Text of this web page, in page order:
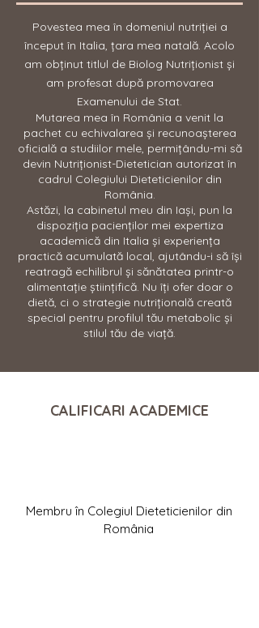
Povestea mea în domeniul nutriției a
început în Italia, țara mea natală. Acolo
am obținut titlul de Biolog Nutriționist și
am profesat după promovarea
Examenului de Stat.
Mutarea mea în România a venit la
pachet cu echivalarea și recunoașterea
oficială a studiilor mele, permițându-mi să
devin Nutriționist-Dietetician autorizat în
cadrul Colegiului Dieteticienilor din
România.
Astăzi, la cabinetul meu din Iași, pun la
dispoziția pacienților mei expertiza
academică din Italia și experiența
practică acumulată local, ajutându-i să își
reatragă echilibrul și sănătatea printr-o
alimentație științifică. Nu îți ofer doar o
dietă, ci o strategie nutrițională creată
special pentru profilul tău metabolic și
stilul tău de viață.
CALIFICARI ACADEMICE
Membru în Colegiul Dieteticienilor din
România